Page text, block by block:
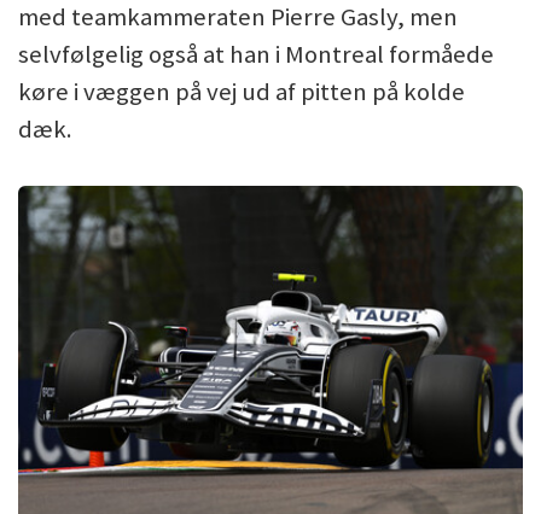
med teamkammeraten Pierre Gasly, men
selvfølgelig også at han i Montreal formåede
køre i væggen på vej ud af pitten på kolde
dæk.